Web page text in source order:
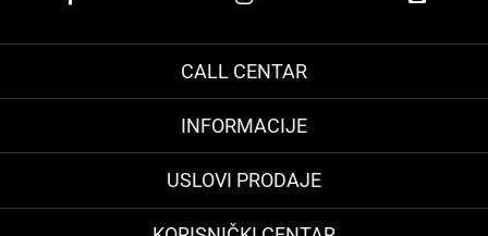
CALL CENTAR
INFORMACIJE
USLOVI PRODAJE